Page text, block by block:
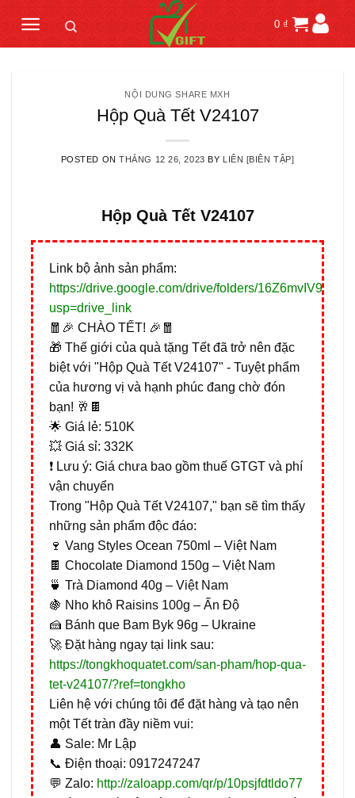
content
0 ₫
NỘI DUNG SHARE MXH
Hộp Quà Tết V24107
POSTED ONTHÁNG 12 26, 2023 BY LIÊN [BIÊN TẬP]
Hộp Quà Tết V24107
Link bộ ảnh sản phẩm:
https://drive.google.com/drive/folders/
usp=drive_link
🧧🎉 CHÀO TẾT! 🎉🧧
🎁 Thế giới của quà tặng Tết đã trở nên đặc
biệt với "Hộp Quà Tết V24107" - Tuyệt phẩm
của hương vị và hạnh phúc đang chờ đón
bạn! 🥂🍫
🌟 Giá lẻ: 510K
💥 Giá sỉ: 332K
❗️ Lưu ý: Giá chưa bao gồm thuế GTGT và phí
vận chuyển
Trong "Hộp Quà Tết V24107," bạn sẽ tìm thấy
những sản phẩm độc đáo:
🍷 Vang Styles Ocean 750ml – Việt Nam
🍫 Chocolate Diamond 150g – Việt Nam
🍵 Trà Diamond 40g – Việt Nam
🍇 Nho khô Raisins 100g – Ấn Độ
🍰 Bánh que Bam Byk 96g – Ukraine
🚀 Đặt hàng ngay tại link sau:
https://tongkhoquatet.com/san-pham/hop-qua-
tet-v24107/?ref=tongkho
Liên hệ với chúng tôi để đặt hàng và tạo nên
một Tết tràn đầy niềm vui:
👤 Sale: Mr Lập
📞 Điện thoại: 0917247247
💬 Zalo: http://zaloapp.com/qr/p/10psjfdtldo77